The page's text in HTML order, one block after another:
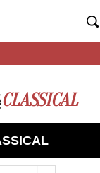
CLASSICAL